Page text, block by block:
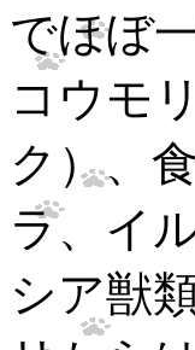
でほぼ
コウモ
ク）、
ラ、イ
シア獣